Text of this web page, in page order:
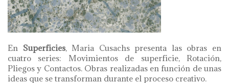
En Superficies, Maria Cusachs presenta las obras en
cuatro series: Movimientos de superficie, Rotación,
Pliegos y Contactos. Obras realizadas en función de unas
ideas que se transforman durante el proceso creativo.